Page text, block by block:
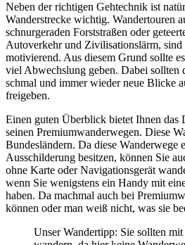
Neben der richtigen Gehtechnik ist
Wanderstrecke wichtig. Wandertouren
schnurgeraden Forststraßen oder
Autoverkehr und Zivilisationslärm, sind
motivierend. Aus diesem Grund sollte
viel Abwechslung geben. Dabei sollten
schmal und immer wieder neue Blicke
freigeben.
Einen guten Überblick bietet Ihnen das
seinen Premiumwanderwegen. Diese
Bundesländern. Da diese Wanderwege
Ausschilderung besitzen, können Sie
ohne Karte oder Navigationsgerät
wenn Sie wenigstens ein Handy mit
haben. Da machmal auch bei
können oder man weiß nicht, was sie
Unser Wandertipp: Sie sollten